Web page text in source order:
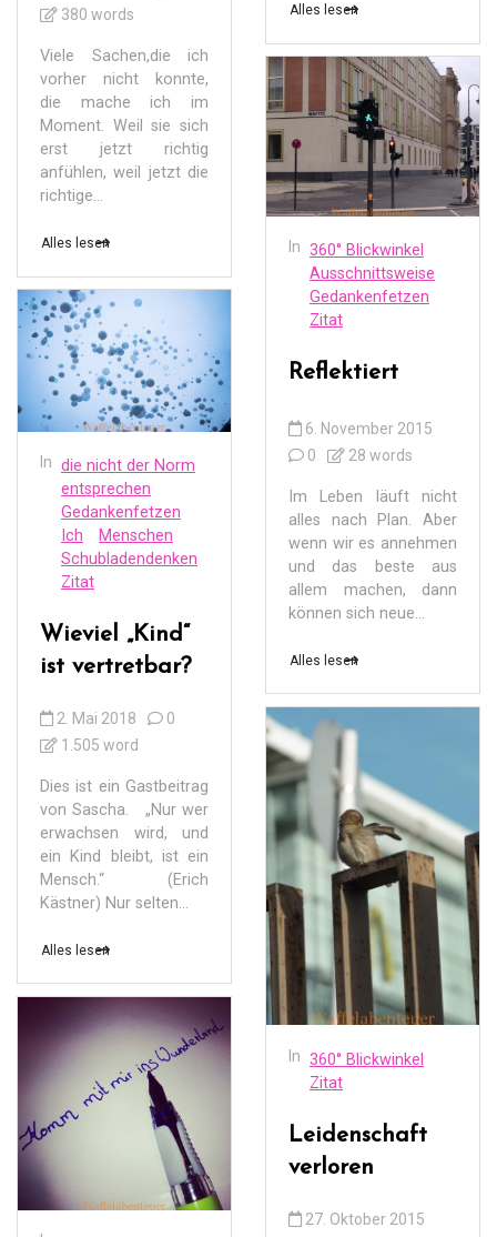
380 words
Viele Sachen,die ich
vorher nicht konnte,
die mache ich im
Moment. Weil sie sich
erst jetzt richtig
anfühlen, weil jetzt die
richtige...
Alles lesen
In die nicht der Norm
entsprechen
Gedankenfetzen
Ich
Menschen
Schubladendenken
Zitat
Wieviel „Kind“
ist vertretbar?
2. Mai 2018
0
1.505 word
Dies ist ein Gastbeitrag
von Sascha. „Nur wer
erwachsen wird, und
ein Kind bleibt, ist ein
Mensch.“ (Erich
Kästner) Nur selten...
Alles lesen
Alles lesen
In 360° Blickwinkel
Ausschnittsweise
Gedankenfetzen
Zitat
Reflektiert
6. November 2015
0
28 words
Im Leben läuft nicht
alles nach Plan. Aber
wenn wir es annehmen
und das beste aus
allem machen, dann
können sich neue...
Alles lesen
In 360° Blickwinkel
Zitat
Leidenschaft
verloren
27. Oktober 2015